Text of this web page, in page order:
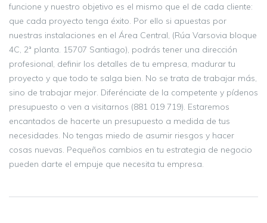
funcione y nuestro objetivo es el mismo que el de cada cliente:
que cada proyecto tenga éxito. Por ello si apuestas por
nuestras instalaciones en el Área Central, (Rúa Varsovia bloque
4C, 2ª planta. 15707 Santiago), podrás tener una dirección
profesional, definir los detalles de tu empresa, madurar tu
proyecto y que todo te salga bien. No se trata de trabajar más,
sino de trabajar mejor. Diferénciate de la competente y pídenos
presupuesto o ven a visitarnos (881 019 719). Estaremos
encantados de hacerte un presupuesto a medida de tus
necesidades. No tengas miedo de asumir riesgos y hacer
cosas nuevas. Pequeños cambios en tu estrategia de negocio
pueden darte el empuje que necesita tu empresa.